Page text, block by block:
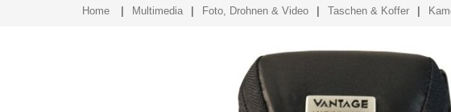
Home Multimedia Foto, Drohnen & Video Taschen & Koffer